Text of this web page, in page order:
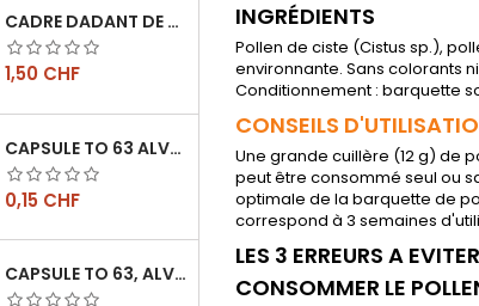
CADRE DADANT DE HAUSSE FILÉ VERTICAL
Prix
1,50 CHF
CAPSULE TO 63 ALVÉOLES
Prix
0,15 CHF
CAPSULE TO 63, ALVÉOLES ABEILLES, L'UNITÉ
INGRÉDIENTS
Pollen de ciste (Cistus sp.),
environnante. Sans colorants
Conditionnement : barquette
CONSEILS
Une grande cuillère (12 g) de
peut être consommé seul ou
optimale de la barquette de
correspond à 3 semaines
LES 3 ERREURS A
CONSOMMER LE